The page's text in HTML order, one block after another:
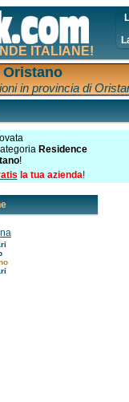
ITALIANE!
Oristano
in provincia di
Residence
!
la tua azienda!